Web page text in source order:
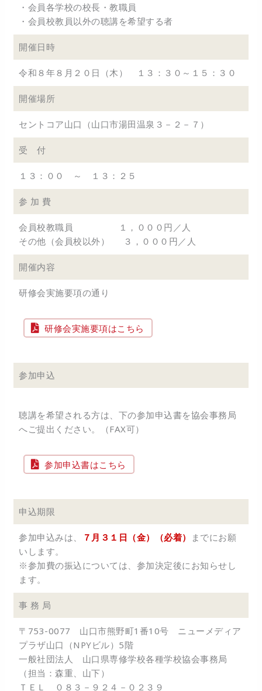
・会員各学校の校長・教職員
・会員校教員以外の聴講を希望する者
開催日時
令和８年８月２０日（木） １３：３０～１５：３０
開催場所
セントコア山口（山口市湯田温泉３－２－７）
受 付
１３：００ ～ １３：２５
参 加 費
会員校教職員 １，０００円／人
その他（会員校以外） ３，０００円／人
開催内容
研修会実施要項の通り
研修会実施要項はこちら
参加申込
聴講を希望される方は、下の参加申込書を協会事務局
へご提出ください。（FAX可）
参加申込書はこちら
申込期限
参加申込みは、 ７月３１日（金）（必着）
までにお願
いします。
※参加費の振込については、参加決定後にお知らせし
ます。
事 務 局
〒753-0077 山口市熊野町1番10号 ニューメディア
プラザ山口（NPYビル）5階
一般社団法人 山口県専修学校各種学校協会事務局
（担当：森重、山下）
ＴＥＬ ０８３－９２４－０２３９